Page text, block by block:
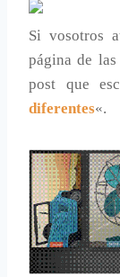
Si vosotros
página de
post que
diferentes«.